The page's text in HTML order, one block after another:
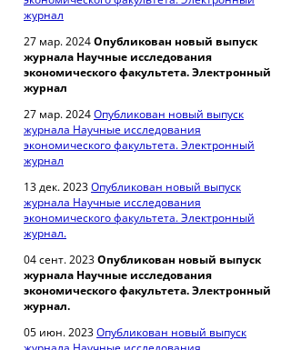
журнал
27 мар. 2024Опубликован новый выпуск
журнала Научные исследования
экономического факультета. Электронный
журнал
27 мар. 2024Опубликован новый выпуск
журнала Научные исследования
экономического факультета. Электронный
журнал
13 дек. 2023Опубликован новый выпуск
журнала Научные исследования
экономического факультета. Электронный
журнал.
04 сент. 2023Опубликован новый выпуск
журнала Научные исследования
экономического факультета. Электронный
журнал.
05 июн. 2023Опубликован новый выпуск